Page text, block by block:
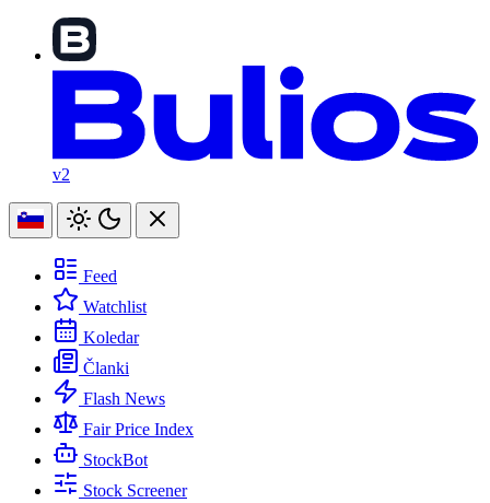
v2
Feed
Watchlist
Koledar
Članki
Flash News
Fair Price Index
StockBot
Stock Screener